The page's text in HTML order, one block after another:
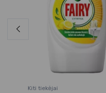
Kiti tiekėjai